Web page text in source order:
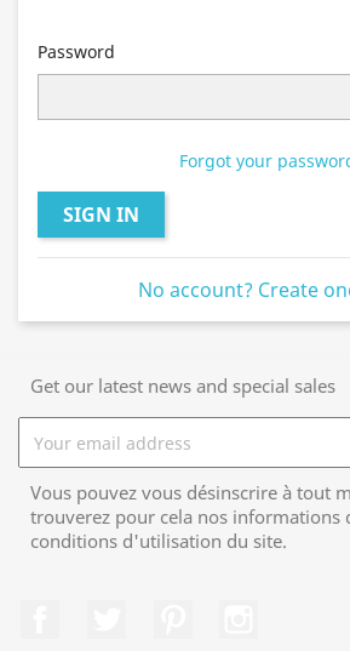
Password
Forgot your
SIGN IN
No account? Create
Get our latest news and special sales
Vous pouvez vous désinscrire à tout
trouverez pour cela nos informations
conditions d'utilisation du site.